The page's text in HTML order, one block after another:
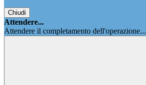
Chiudi
Attendere...
Attendere il completamento dell'operazione...